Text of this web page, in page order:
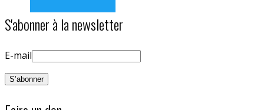
S'abonner à la newsletter
E-mail